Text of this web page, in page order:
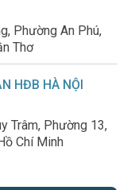
Phường An Phú,
Thơ
HĐB HÀ NỘI
Trâm, Phường 13,
Chí Minh